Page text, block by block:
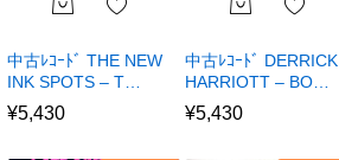
中古ﾚｺｰﾄﾞ THE NEW
INK SPOTS – T…
¥5,430
中古ﾚｺｰﾄﾞ DERRICK
HARRIOTT – BO…
¥5,430